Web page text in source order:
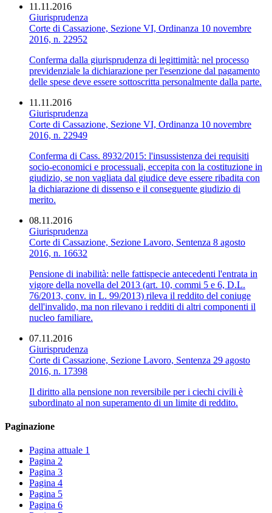
11.11.2016
Giurisprudenza
Corte di Cassazione, Sezione VI, Ordinanza 10 novembre
2016, n. 22952
Conferma dalla giurisprudenza di legittimità: nel processo
previdenziale la dichiarazione per l'esenzione dal pagamento
delle spese deve essere sottoscritta personalmente dalla parte.
11.11.2016
Giurisprudenza
Corte di Cassazione, Sezione VI, Ordinanza 10 novembre
2016, n. 22949
Conferma di Cass. 8932/2015: l'insussistenza dei requisiti
socio-economici e processuali, eccepita con la costituzione in
giudizio, se non vagliata dal giudice deve essere ribadita con
la dichiarazione di dissenso e il conseguente giudizio di
merito.
08.11.2016
Giurisprudenza
Corte di Cassazione, Sezione Lavoro, Sentenza 8 agosto
2016, n. 16632
Pensione di inabilità: nelle fattispecie antecedenti l'entrata in
vigore della novella del 2013 (art. 10, commi 5 e 6, D.L.
76/2013, conv. in L. 99/2013) rileva il reddito del coniuge
dell'invalido, ma non rilevano i redditi di altri componenti il
nucleo familiare.
07.11.2016
Giurisprudenza
Corte di Cassazione, Sezione Lavoro, Sentenza 29 agosto
2016, n. 17398
Il diritto alla pensione non reversibile per i ciechi civili è
subordinato al non superamento di un limite di reddito.
Paginazione
Pagina attuale 1
Pagina 2
Pagina 3
Pagina 4
Pagina 5
Pagina 6